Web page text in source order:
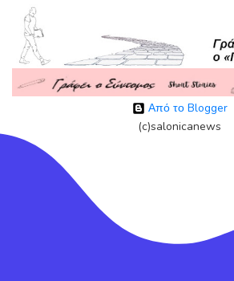
Από το Blogger
(c)salonicanews